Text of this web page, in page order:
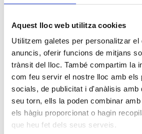
Aquest lloc web utilitza cookies
Utilitzem galetes per personalitzar el
anuncis, oferir funcions de mitjans
trànsit del lloc. També compartim la
com feu servir el nostre lloc amb els
socials, de publicitat i d'anàlisis amb
seu torn, ells la poden combinar
els hàgiu proporcionat o hagin
que heu fet dels seus serveis.